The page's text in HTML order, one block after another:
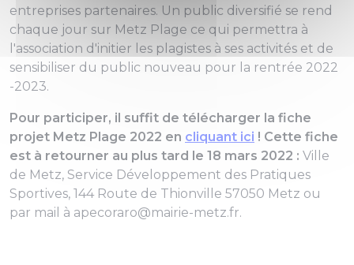
entreprises partenaires. Un public diversifié se rend
chaque jour sur Metz Plage ce qui permettra à
l'association d'initier les plagistes à ses activités et de
sensibiliser du public nouveau pour la rentrée 2022
-2023.
Pour participer, il suffit de télécharger la fiche
projet Metz Plage 2022 en cliquant ici ! Cette fiche
est à retourner au plus tard le 18 mars 2022 : Ville
de Metz, Service Développement des Pratiques
Sportives, 144 Route de Thionville 57050 Metz ou
par mail à apecoraro@mairie-metz.fr.